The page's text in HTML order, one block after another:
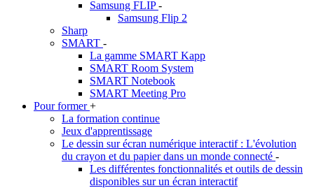
Samsung FLIP-
Samsung Flip 2
Sharp
SMART -
La gamme SMART Kapp
SMART Room System
SMART Notebook
SMART Meeting Pro
Pour former+
La formation continue
Jeux d'apprentissage
Le dessin sur écran numérique interactif : L'évolution
du crayon et du papier dans un monde connecté -
Les différentes fonctionnalités et outils de dessin
disponibles sur un écran interactif